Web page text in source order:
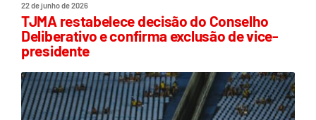
22 de junho de 2026
TJMA restabelece decisão do Conselho
Deliberativo e confirma exclusão de vice-
presidente